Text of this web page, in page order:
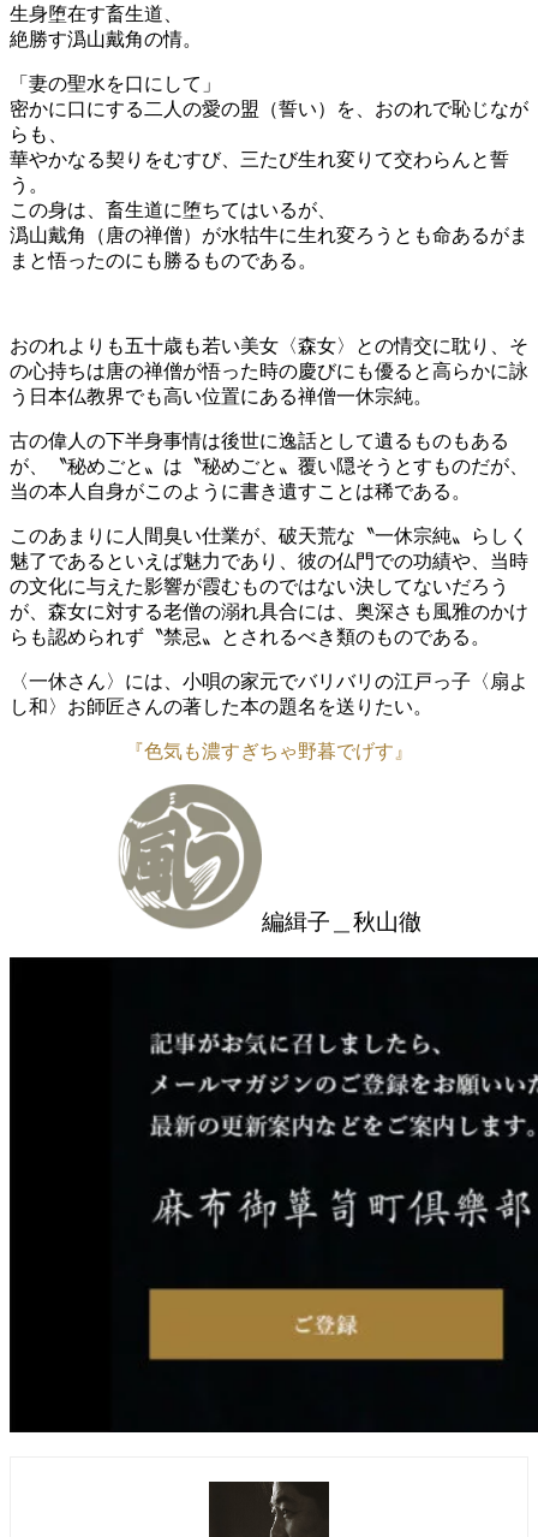
生身堕在す畜生道、
絶勝す潙山戴角の情。
「妻の聖水を口にして」
密かに口にする二人の愛の盟（誓い）を、おのれで恥じなが
らも、
華やかなる契りをむすび、三たび生れ変りて交わらんと誓
う。
この身は、畜生道に堕ちてはいるが、
潙山戴角（唐の禅僧）が水牯牛に生れ変ろうとも命あるがま
まと悟ったのにも勝るものである。
おのれよりも五十歳も若い美女〈森女〉との情交に耽り、そ
の心持ちは唐の禅僧が悟った時の慶びにも優ると高らかに詠
う日本仏教界でも高い位置にある禅僧一休宗純。
古の偉人の下半身事情は後世に逸話として遺るものもある
が、〝秘めごと〟は〝秘めごと〟覆い隠そうとすものだが、
当の本人自身がこのように書き遺すことは稀である。
このあまりに人間臭い仕業が、破天荒な〝一休宗純〟らしく
魅了であるといえば魅力であり、彼の仏門での功績や、当時
の文化に与えた影響が霞むものではない決してないだろう
が、森女に対する老僧の溺れ具合には、奥深さも風雅のかけ
らも認められず〝禁忌〟とされるべき類のものである。
〈一休さん〉には、小唄の家元でバリバリの江戸っ子〈扇よ
し和〉お師匠さんの著した本の題名を送りたい。
『色気も濃すぎちゃ野暮でげす』
編緝子＿秋山徹